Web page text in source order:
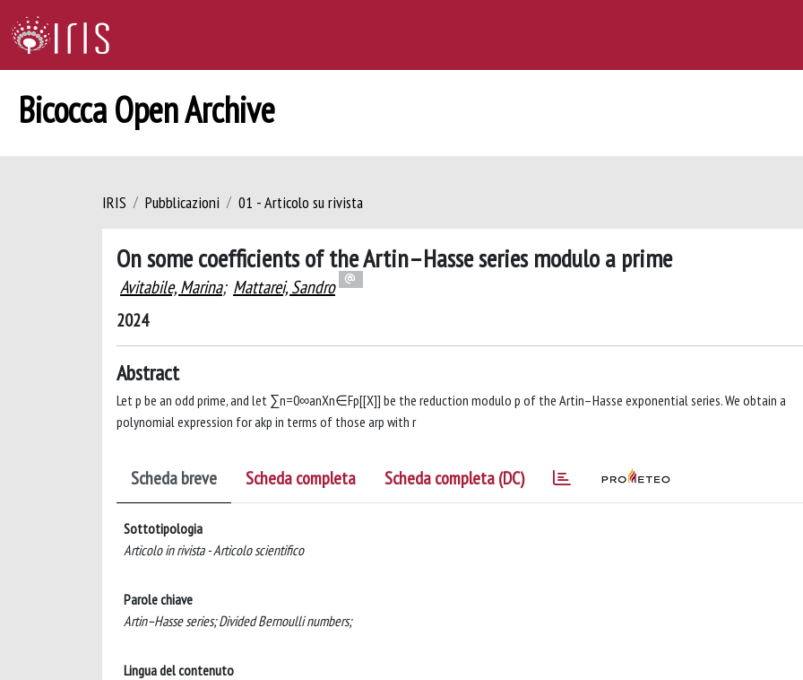
Bicocca Open Archive
IRIS Pubblicazioni 01 - Articolo su rivista
On some coefficients of the Artin–Hasse series modulo a prime
Avitabile, Marina; Mattarei, Sandro
2024
Abstract
Let p be an odd prime, and let ∑n=0∞anXn∈Fp[[X]] be the reduction modulo p of the Artin–Hasse exponential series. We obtain a
polynomial expression for akp in terms of those arp with r
Scheda breve Scheda completa Scheda completa (DC)
Sottotipologia
Articolo in rivista - Articolo scientifico
Parole chiave
Artin–Hasse series; Divided Bernoulli numbers;
Lingua del contenuto